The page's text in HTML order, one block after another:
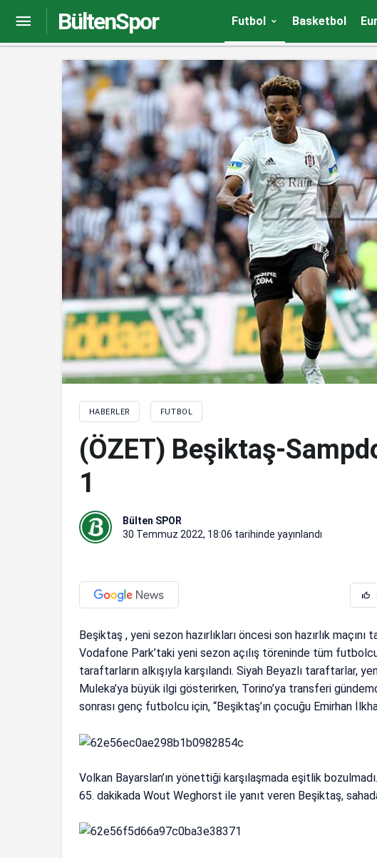
BültenSpor Futbol Basketbol
HABERLER FUTBOL
(ÖZET) Beşiktaş-
1
Bülten SPOR
30 Temmuz 2022, 18:06 tarihinde yayınlandı
Beşiktaş , yeni sezon hazırlıkları öncesi son hazırlık
Vodafone Park’taki yeni sezon açılış töreninde tüm
taraftarların alkışıyla karşılandı. Siyah Beyazlı taraftarlar,
Muleka’ya büyük ilgi gösterirken, Torino’ya transferi
sonrası genç futbolcu için, “Beşiktaş’ın çocuğu Emirhan
Volkan Bayarslan’ın yönettiği karşılaşmada eşitlik
65. dakikada Wout Weghorst ile yanıt veren Beşiktaş,
Joan Laporta: Frenkie De Jong Barcelona’da kalmak